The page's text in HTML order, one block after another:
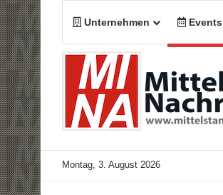
Unternehmen Events
Montag, 3. August 2026